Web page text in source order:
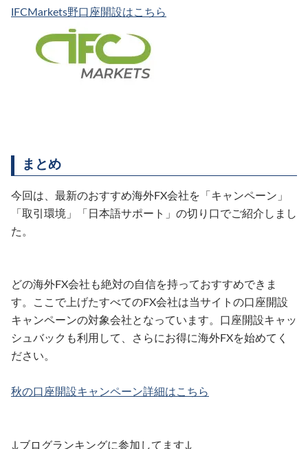
IFCMarkets野口座開設はこちら
まとめ
今回は、最新のおすすめ海外FX会社を「キャンペーン」
「取引環境」「日本語サポート」の切り口でご紹介しまし
た。
どの海外FX会社も絶対の自信を持っておすすめできま
す。ここで上げたすべてのFX会社は当サイトの口座開設
キャンペーンの対象会社となっています。口座開設キャッ
シュバックも利用して、さらにお得に海外FXを始めてく
ださい。
秋の口座開設キャンペーン詳細はこちら
↓ブログランキングに参加してます↓